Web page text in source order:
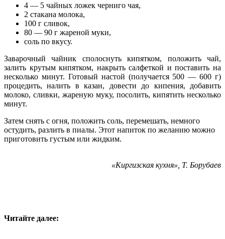
4 — 5 чайных ложек черниго чая,
2 стакана молока,
100 г сливок,
80 — 90 г жареной муки,
соль по вкусу.
Заварочный чайник сполоснуть кипятком, положить чай,
залить крутым кипятком, накрыть салфеткой и поставить на
несколько минут. Готовый настой (получается 500 — 600 г)
процедить, налить в казан, довести до кипения, добавить
молоко, сливки, жареную муку, посолить, кипятить несколько
минут.
Затем снять с огня, положить соль, перемешать, немного
остудить, разлить в пиалы. Этот напиток по желанию можно
приготовить густым или жидким.
«Киргизская кухня», Т. Борубаев
Читайте далее: